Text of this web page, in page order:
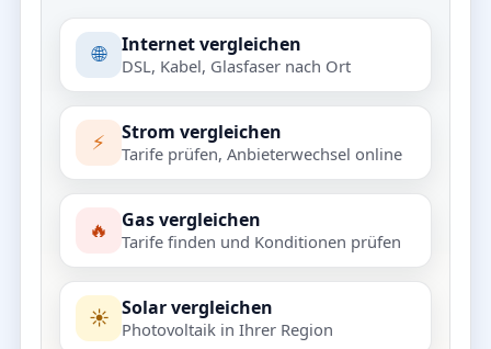
🌐 Internet vergleichen
DSL, Kabel, Glasfaser nach Ort
⚡ Strom vergleichen
Tarife prüfen, Anbieterwechsel online
🔥 Gas vergleichen
Tarife finden und Konditionen prüfen
☀️ Solar vergleichen
Photovoltaik in Ihrer Region